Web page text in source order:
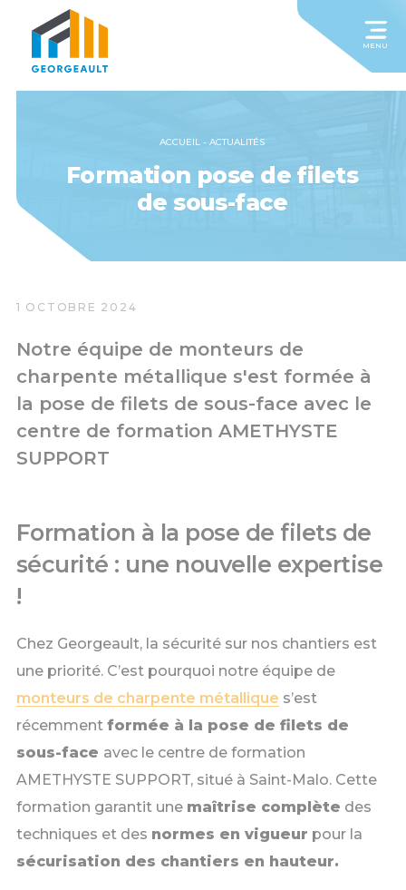
MENU
ACCUEIL- ACTUALITÉS
Formation pose de filets
de sous-face
1 OCTOBRE 2024
Notre équipe de monteurs de
charpente métallique s'est formée à
la pose de filets de sous-face avec le
centre de formation AMETHYSTE
SUPPORT
Formation à la pose de filets de
sécurité : une nouvelle expertise
!
Chez Georgeault, la sécurité sur nos chantiers est
une priorité. C’est pourquoi notre équipe de
monteurs de charpente métallique s’est
récemment formée à la pose de filets de
sous-face avec le centre de formation
AMETHYSTE SUPPORT, situé à Saint-Malo. Cette
formation garantit une maîtrise complète des
techniques et des normes en vigueur pour la
sécurisation des chantiers en hauteur.